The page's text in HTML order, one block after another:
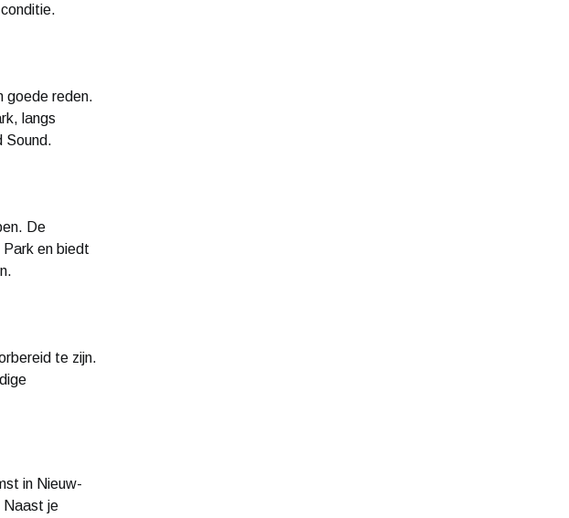
goede reden.
langs
Sound.
De
en biedt
te zijn.
in Nieuw-
Naast je